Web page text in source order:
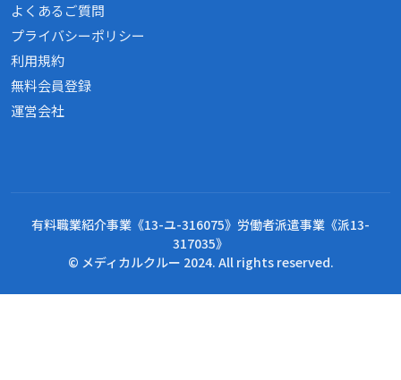
よくあるご質問
プライバシーポリシー
利用規約
無料会員登録
運営会社
有料職業紹介事業《13-ユ-316075》労働者派遣事業《派13-
317035》
© メディカルクルー 2024. All rights reserved.